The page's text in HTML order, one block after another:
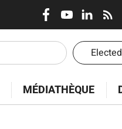
Réseaux
sociaux
En-
tête
-
Espaces
MÉDIATHÈQUE